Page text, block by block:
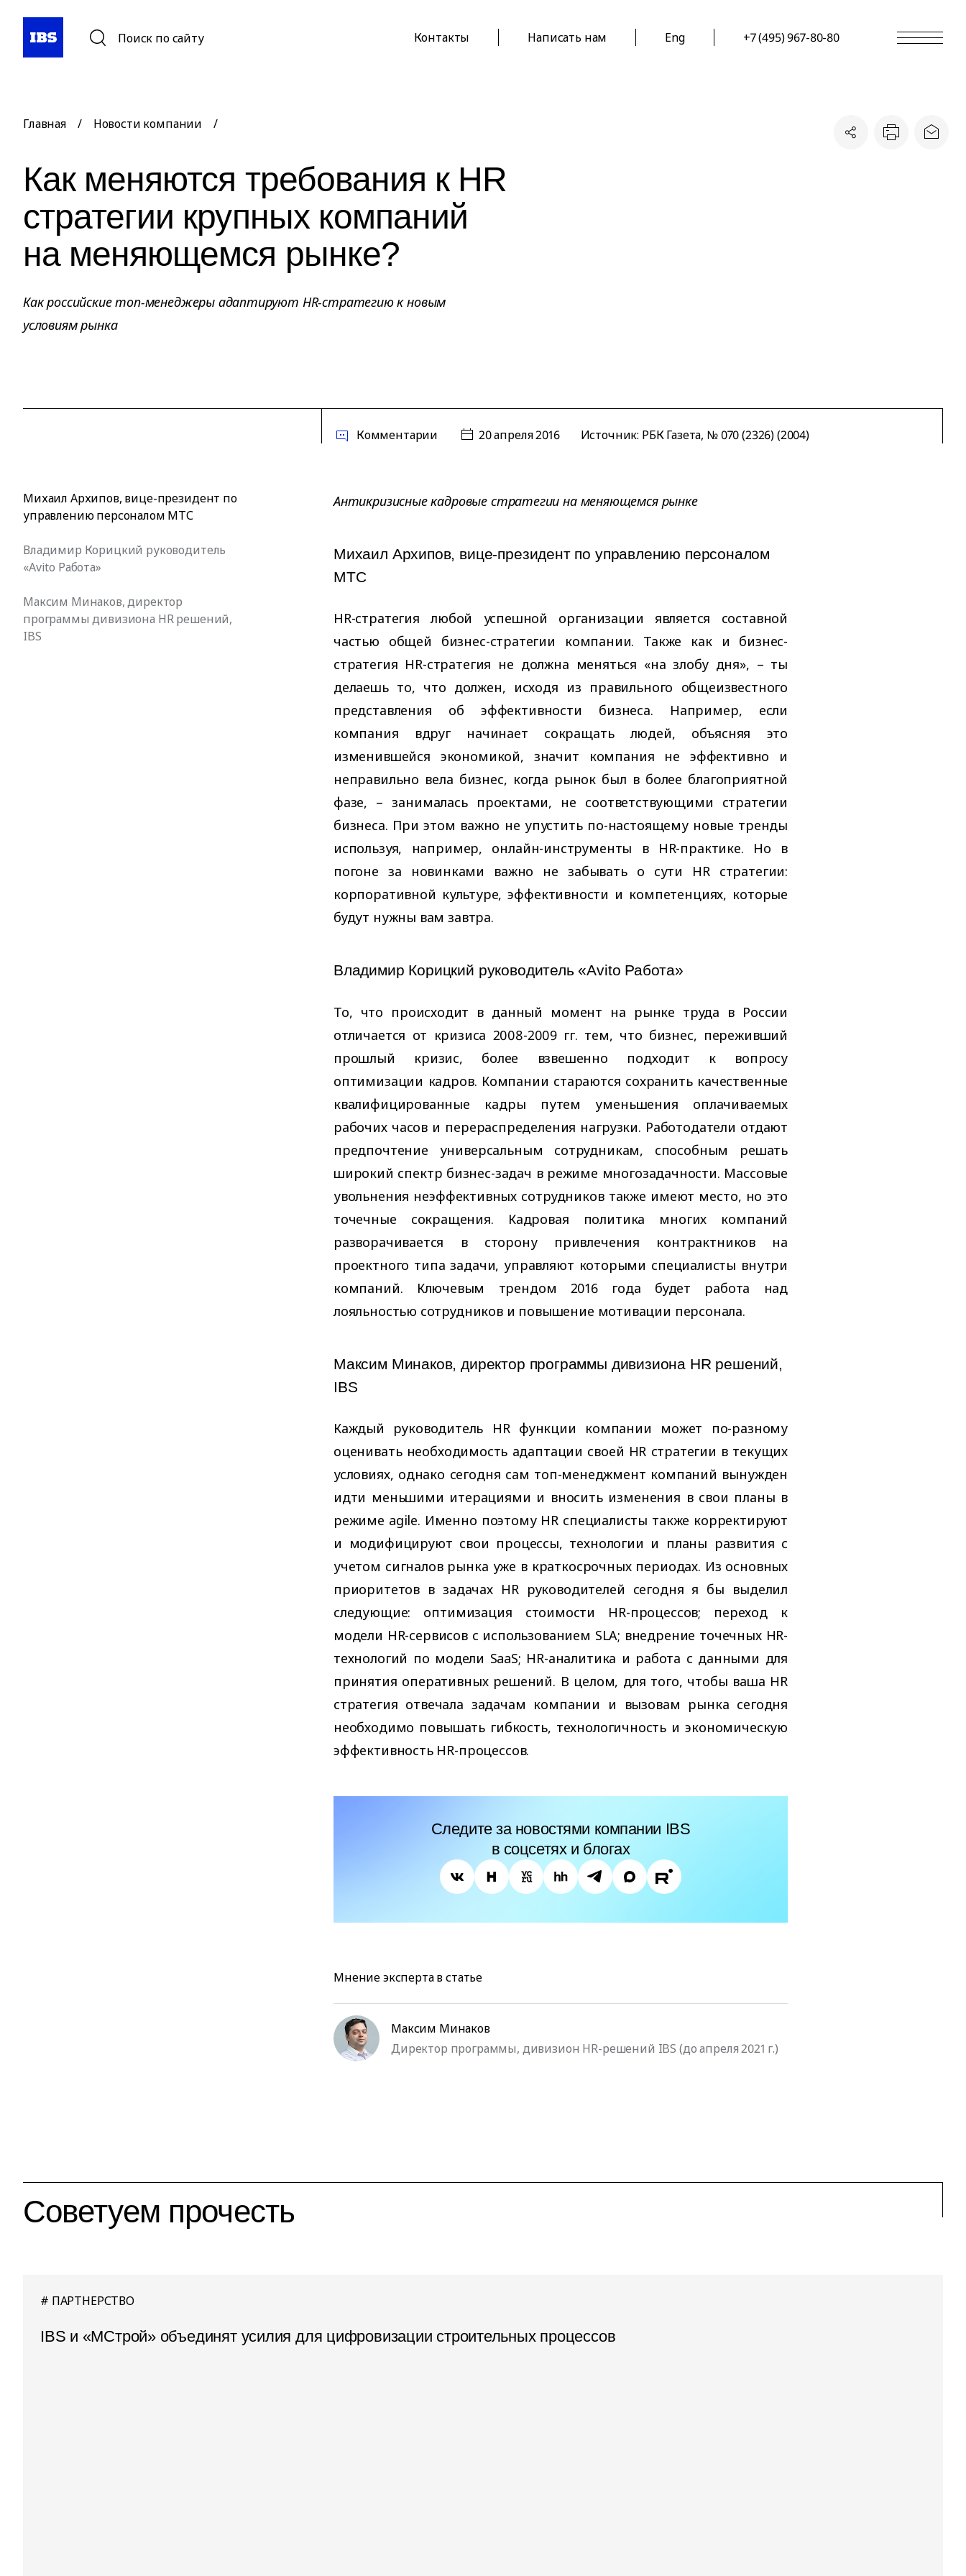
Поиск по сайту Контакты Написать нам Eng +7 (495) 967-80-80
Главная / Новости компании /
Как меняются требования к HR
стратегии крупных компаний
на меняющемся рынке?
Как российские топ-менеджеры адаптируют HR-стратегию к новым
условиям рынка
Комментарии 20 апреля 2016 Источник: РБК Газета, № 070 (2326) (2004)
Михаил Архипов, вице-президент по
управлению персоналом МТС
Владимир Корицкий руководитель
«Avito Работа»
Максим Минаков, директор
программы дивизиона HR решений,
IBS
Антикризисные кадровые стратегии на меняющемся рынке
Михаил Архипов, вице-президент по управлению персоналом
МТС
HR-стратегия любой успешной организации является составной
частью общей бизнес-стратегии компании. Также как и бизнес-
стратегия HR-стратегия не должна меняться «на злобу дня», – ты
делаешь то, что должен, исходя из правильного общеизвестного
представления об эффективности бизнеса. Например, если
компания вдруг начинает сокращать людей, объясняя это
изменившейся экономикой, значит компания не эффективно и
неправильно вела бизнес, когда рынок был в более благоприятной
фазе, – занималась проектами, не соответствующими стратегии
бизнеса. При этом важно не упустить по-настоящему новые тренды
используя, например, онлайн-инструменты в HR-практике. Но в
погоне за новинками важно не забывать о сути HR стратегии:
корпоративной культуре, эффективности и компетенциях, которые
будут нужны вам завтра.
Владимир Корицкий руководитель «Avito Работа»
То, что происходит в данный момент на рынке труда в России
отличается от кризиса 2008-2009 гг. тем, что бизнес, переживший
прошлый кризис, более взвешенно подходит к вопросу
оптимизации кадров. Компании стараются сохранить качественные
квалифицированные кадры путем уменьшения оплачиваемых
рабочих часов и перераспределения нагрузки. Работодатели отдают
предпочтение универсальным сотрудникам, способным решать
широкий спектр бизнес-задач в режиме многозадачности. Массовые
увольнения неэффективных сотрудников также имеют место, но это
точечные сокращения. Кадровая политика многих компаний
разворачивается в сторону привлечения контрактников на
проектного типа задачи, управляют которыми специалисты внутри
компаний. Ключевым трендом 2016 года будет работа над
лояльностью сотрудников и повышение мотивации персонала.
Максим Минаков, директор программы дивизиона HR решений,
IBS
Каждый руководитель HR функции компании может по-разному
оценивать необходимость адаптации своей HR стратегии в текущих
условиях, однако сегодня сам топ-менеджмент компаний вынужден
идти меньшими итерациями и вносить изменения в свои планы в
режиме agile. Именно поэтому HR специалисты также корректируют
и модифицируют свои процессы, технологии и планы развития с
учетом сигналов рынка уже в краткосрочных периодах. Из основных
приоритетов в задачах HR руководителей сегодня я бы выделил
следующие: оптимизация стоимости HR-процессов; переход к
модели HR-сервисов с использованием SLA; внедрение точечных HR-
технологий по модели SaaS; HR-аналитика и работа с данными для
принятия оперативных решений. В целом, для того, чтобы ваша HR
стратегия отвечала задачам компании и вызовам рынка сегодня
необходимо повышать гибкость, технологичность и экономическую
эффективность HR-процессов.
Следите за новостями компании IBS
в соцсетях и блогах
Мнение эксперта в статье
Максим Минаков
Директор программы, дивизион HR-решений IBS (до апреля 2021 г.)
Советуем прочесть
ПАРТНЕРСТВО
IBS и «МСтрой» объединят усилия для цифровизации строительных процессов